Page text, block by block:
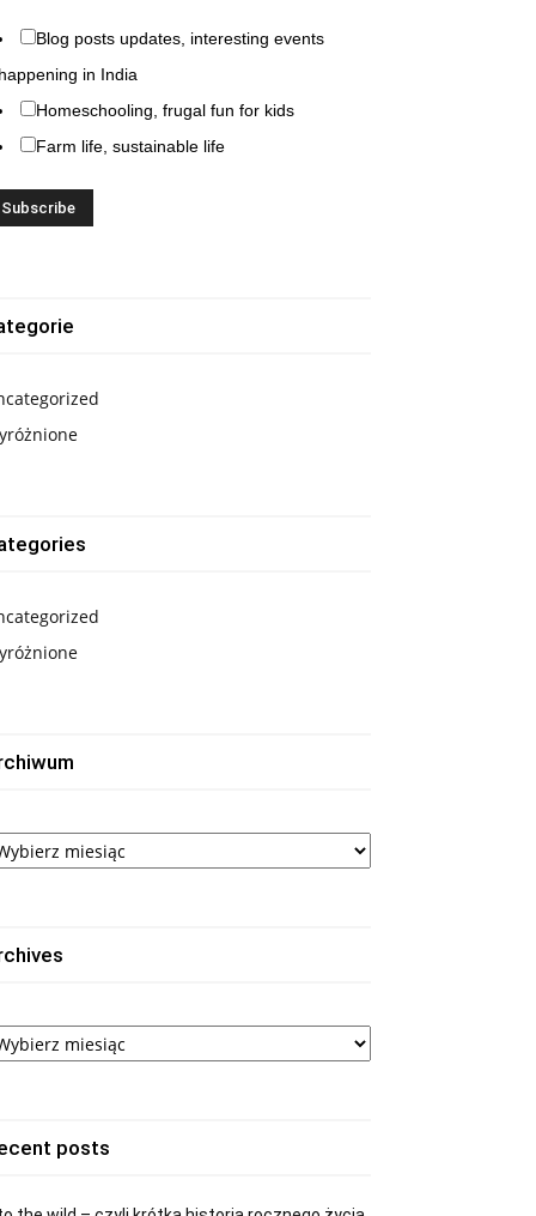
Blog posts updates, interesting events
happening in India
Homeschooling, frugal fun for kids
Farm life, sustainable life
posts